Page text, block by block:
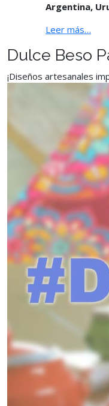
Argentina,
Leer más…
Dulce Beso
¡Diseños artesanales